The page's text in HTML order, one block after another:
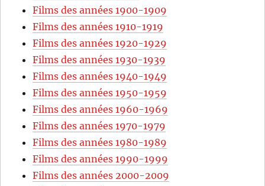
Films des années 1900-1909
Films des années 1910-1919
Films des années 1920-1929
Films des années 1930-1939
Films des années 1940-1949
Films des années 1950-1959
Films des années 1960-1969
Films des années 1970-1979
Films des années 1980-1989
Films des années 1990-1999
Films des années 2000-2009